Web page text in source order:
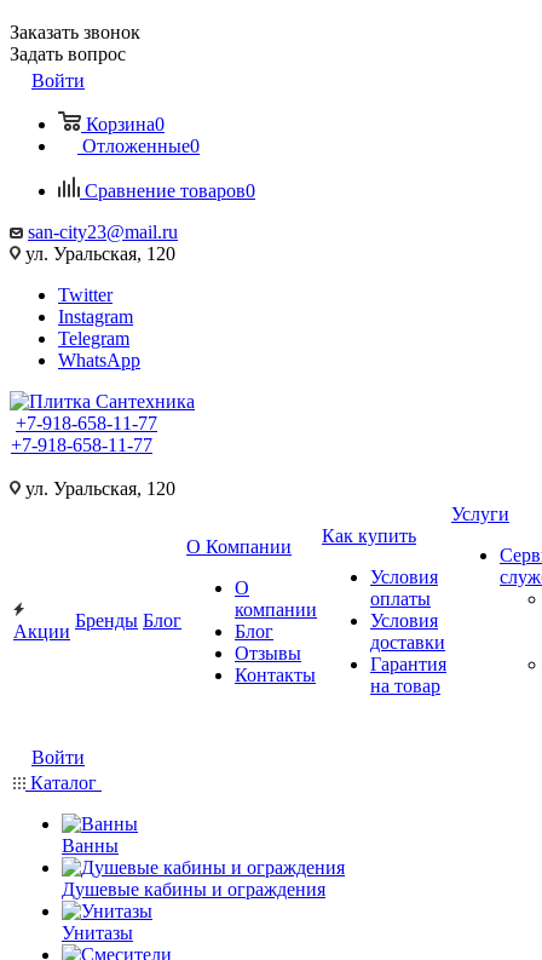
Заказать звонок
Задать вопрос
Войти
Корзина0
Отложенные0
Сравнение товаров0
san-city23@mail.ru
ул. Уральская, 120
Twitter
Instagram
Telegram
WhatsApp
+7-918-658-11-77
+7-918-658-11-77
ул. Уральская, 120
Акции
Бренды Блог
О Компании
О
компании
Блог
Отзывы
Контакты
Как купить
Условия
оплаты
Условия
доставки
Гарантия
на товар
Услуги
Войти
Каталог
Ванны
Душевые кабины и ограждения
Унитазы